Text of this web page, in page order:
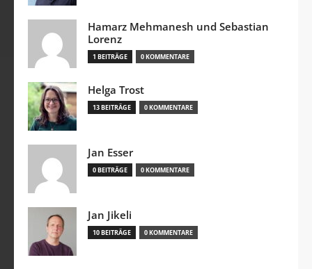
Hamarz Mehmanesh und Sebastian
Lorenz
1 BEITRÄGE 0 KOMMENTARE
Helga Trost
13 BEITRÄGE 0 KOMMENTARE
Jan Esser
0 BEITRÄGE 0 KOMMENTARE
Jan Jikeli
10 BEITRÄGE 0 KOMMENTARE